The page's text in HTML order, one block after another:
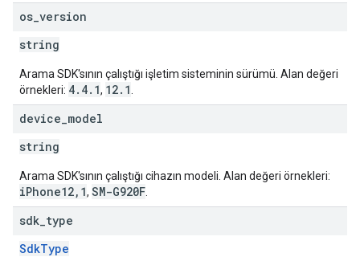
os version
string
Arama SDK'sının çalıştığı işletim sisteminin sürümü. Alan değeri
örnekleri: 4.4.1, 12.1
device model
string
Arama SDK'sının çalıştığı cihazın modeli. Alan değeri örnekleri:
iPhone12,1, SM-G920F
sdk type
SdkType